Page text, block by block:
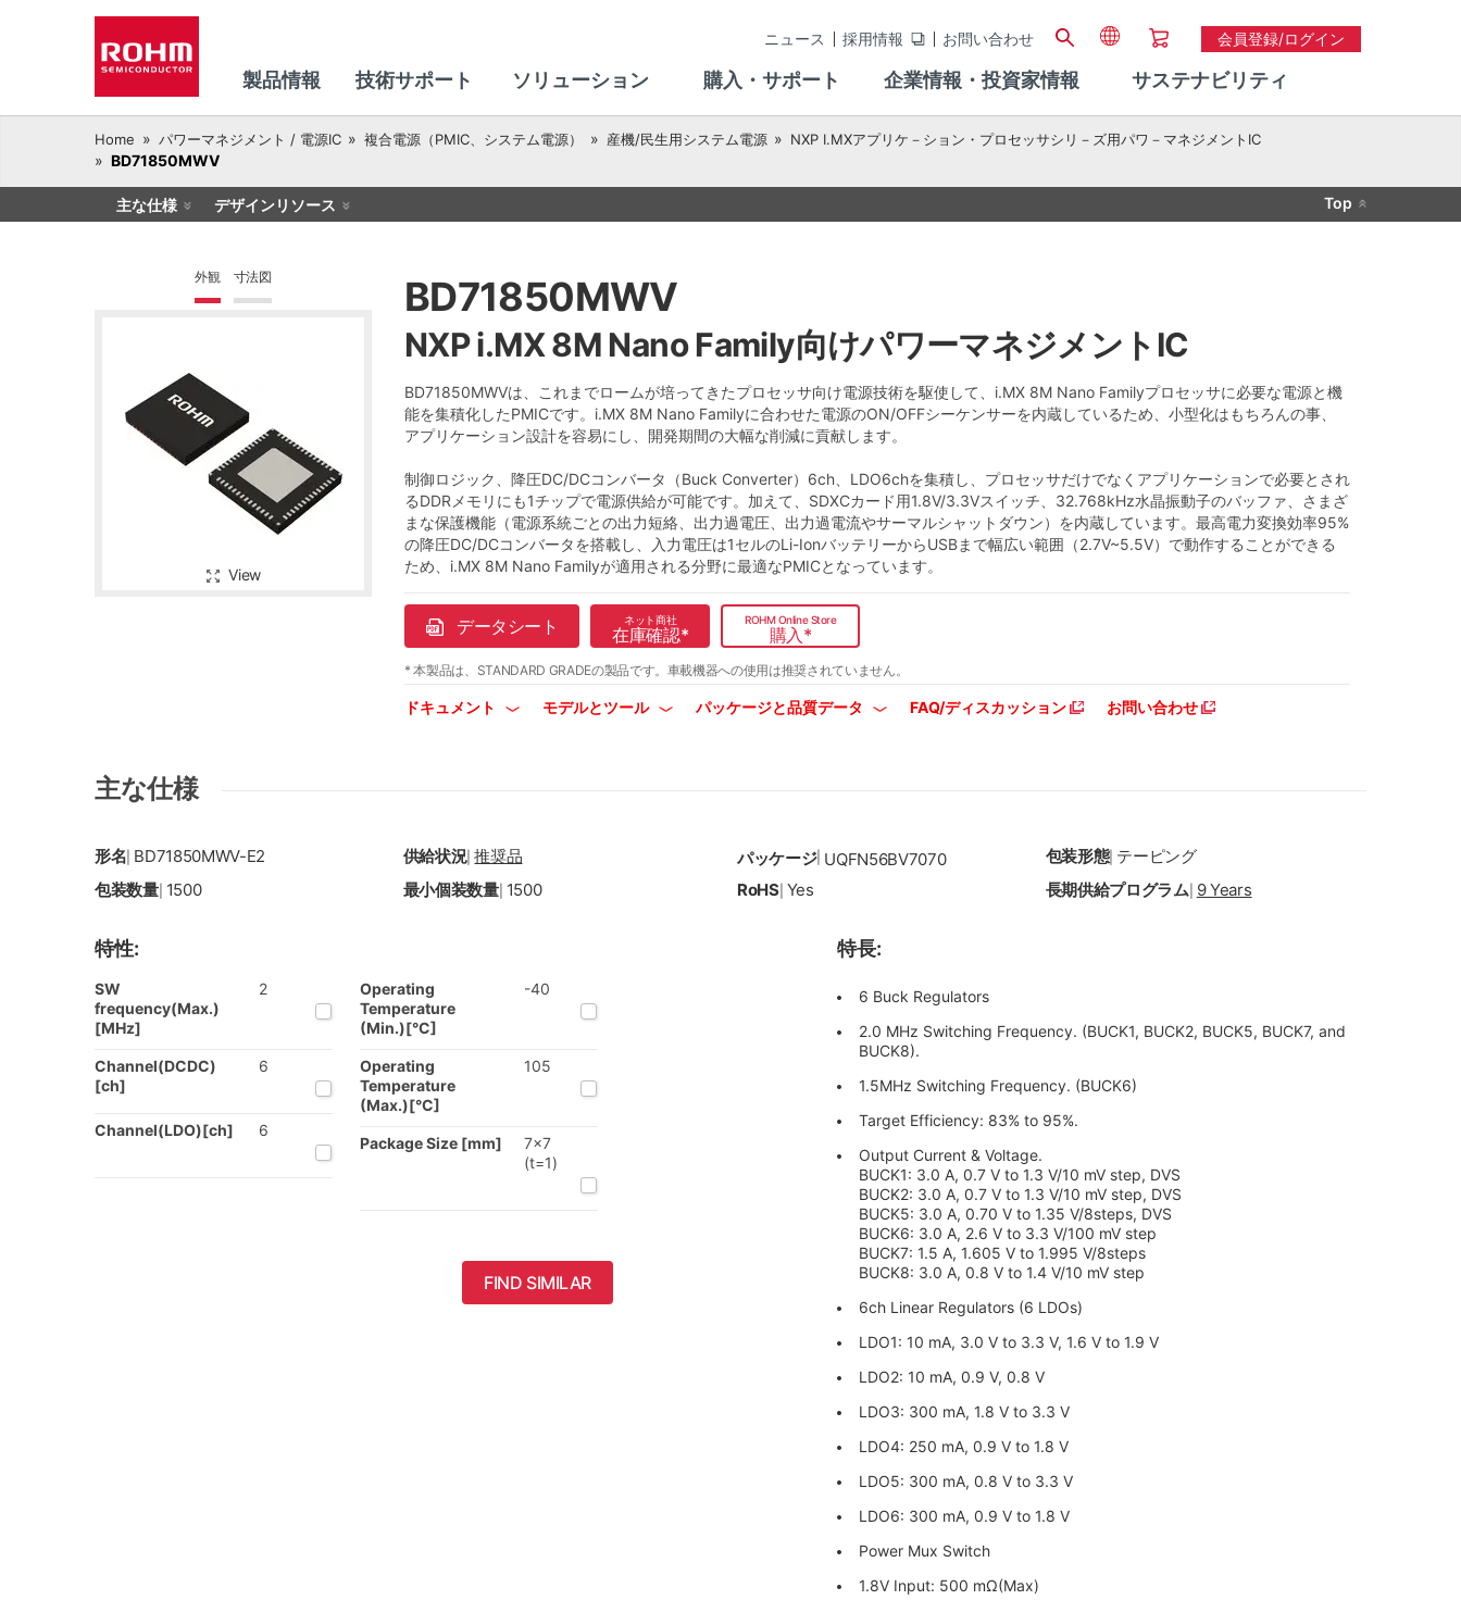
ニュース 採用情報 お問い合わせ 会員登録/ログイン
製品情報 技術サポート ソリューション 購入・サポート 企業情報・投資家情報 サステナビリティ
Home パワーマネジメント / 電源IC 複合電源（PMIC、システム電源） 産機/民生用システム電源 NXP I.MXアプリケ－ション・プロセッサシリ－ズ用パワ－マネジメントIC
BD71850MWV
主な仕様 デザインリソース Top
外観 寸法図
View
BD71850MWV
NXP i.MX 8M Nano Family向けパワーマネジメントIC
BD71850MWVは、これまでロームが培ってきたプロセッサ向け電源技術を駆使して、i.MX 8M Nano Familyプロセッサに必要な電源と機
能を集積化したPMICです。i.MX 8M Nano Familyに合わせた電源のON/OFFシーケンサーを内蔵しているため、小型化はもちろんの事、
アプリケーション設計を容易にし、開発期間の大幅な削減に貢献します。
制御ロジック、降圧DC/DCコンバータ（Buck Converter）6ch、LDO6chを集積し、プロセッサだけでなくアプリケーションで必要とされ
るDDRメモリにも1チップで電源供給が可能です。加えて、SDXCカード用1.8V/3.3Vスイッチ、32.768kHz水晶振動子のバッファ、さまざ
まな保護機能（電源系統ごとの出力短絡、出力過電圧、出力過電流やサーマルシャットダウン）を内蔵しています。最高電力変換効率95%
の降圧DC/DCコンバータを搭載し、入力電圧は1セルのLi-IonバッテリーからUSBまで幅広い範囲（2.7V~5.5V）で動作することができる
ため、i.MX 8M Nano Familyが適用される分野に最適なPMICとなっています。
データシート ネット商社
在庫確認*
ROHM Online Store
購入*
* 本製品は、STANDARD GRADEの製品です。 車載機器への使用は推奨されていません。
ドキュメント モデルとツール パッケージと品質データ FAQ/ディスカッション お問い合わせ
主な仕様
形名 BD71850MWV-E2 供給状況|推奨品 パッケージ| UQFN56BV7070 包装形態| テーピング
包装数量| 1500 最小個装数量| 1500 RoHS| Yes 長期供給プログラム| 9 Years
特性:
SW
frequency(Max.)
[MHz]
2
Channel(DCDC)
[ch]
6
Channel(LDO)[ch] 6
Operating
Temperature
(Min.)[°C]
-40
Operating
Temperature
(Max.)[°C]
105
Package Size [mm]
7x7
(t=1)
FIND SIMILAR
特長:
6 Buck Regulators
2.0 MHz Switching Frequency. (BUCK1, BUCK2, BUCK5, BUCK7, and
BUCK8).
1.5MHz Switching Frequency. (BUCK6)
Target Efficiency: 83% to 95%.
Output Current & Voltage.
BUCK1: 3.0 A, 0.7 V to 1.3 V/10 mV step, DVS
BUCK2: 3.0 A, 0.7 V to 1.3 V/10 mV step, DVS
BUCK5: 3.0 A, 0.70 V to 1.35 V/8steps, DVS
BUCK6: 3.0 A, 2.6 V to 3.3 V/100 mV step
BUCK7: 1.5 A, 1.605 V to 1.995 V/8steps
BUCK8: 3.0 A, 0.8 V to 1.4 V/10 mV step
6ch Linear Regulators (6 LDOs)
LDO1: 10 mA, 3.0 V to 3.3 V, 1.6 V to 1.9 V
LDO2: 10 mA, 0.9 V, 0.8 V
LDO3: 300 mA, 1.8 V to 3.3 V
LDO4: 250 mA, 0.9 V to 1.8 V
LDO5: 300 mA, 0.8 V to 3.3 V
LDO6: 300 mA, 0.9 V to 1.8 V
Power Mux Switch
1.8V Input: 500 mΩ(Max)